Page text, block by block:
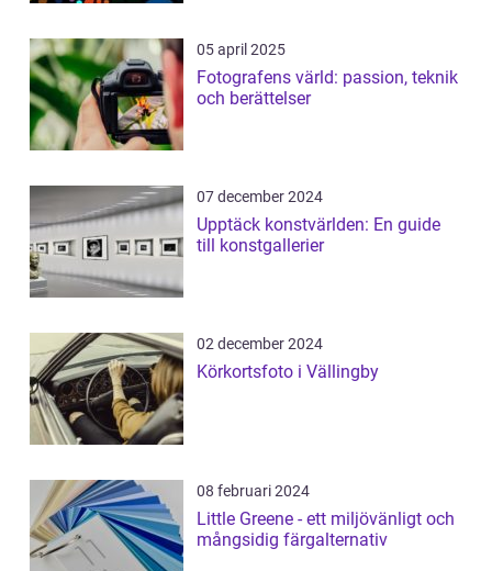
05 april 2025
Fotografens värld: passion, teknik
och berättelser
07 december 2024
Upptäck konstvärlden: En guide
till konstgallerier
02 december 2024
Körkortsfoto i Vällingby
08 februari 2024
Little Greene - ett miljövänligt och
mångsidig färgalternativ